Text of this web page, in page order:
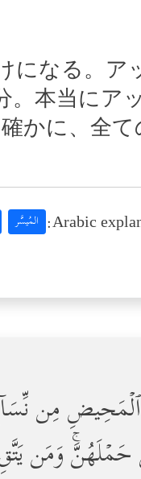
になる。ア
本当にア
かに、全
Arabic المُيسَّر
مِن
وَمَن یَتَّقِ